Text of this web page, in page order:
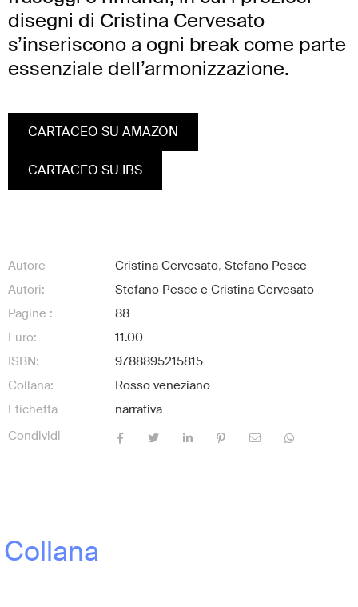
disegni di Cristina Cervesato
s’inseriscono a ogni break come parte
essenziale dell’armonizzazione.
CARTACEO SU AMAZON
CARTACEO SU IBS
Autore Cristina Cervesato, Stefano Pesce
Autori:
Stefano Pesce e Cristina Cervesato
Pagine :
88
Euro:
11.00
ISBN:
9788895215815
Collana:
Rosso veneziano
Etichetta
narrativa
Condividi
Collana